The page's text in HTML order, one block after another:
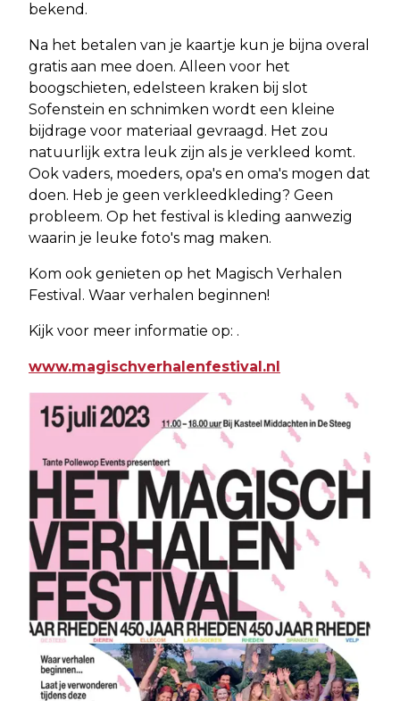
bekend.
Na het betalen van je kaartje kun je bijna overal
gratis aan mee doen. Alleen voor het
boogschieten, edelsteen kraken bij slot
Sofenstein en schnimken wordt een kleine
bijdrage voor materiaal gevraagd. Het zou
natuurlijk extra leuk zijn als je verkleed komt.
Ook vaders, moeders, opa's en oma's mogen dat
doen. Heb je geen verkleedkleding? Geen
probleem. Op het festival is kleding aanwezig
waarin je leuke foto's mag maken.
Kom ook genieten op het Magisch Verhalen
Festival. Waar verhalen beginnen!
Kijk voor meer informatie op: .
www.magischverhalenfestival.nl